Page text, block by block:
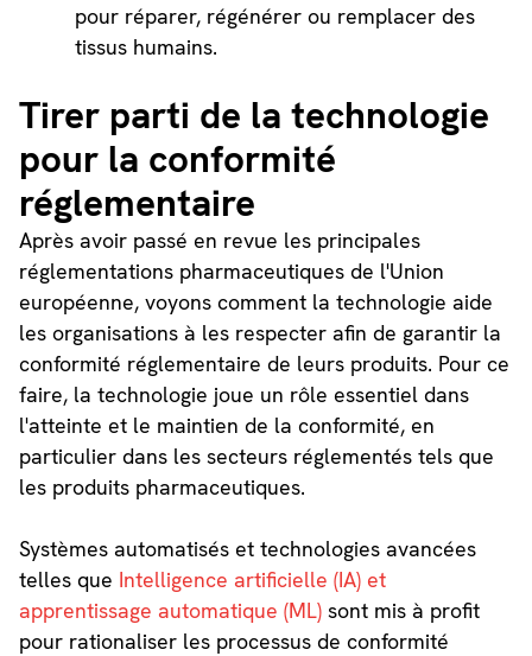
pour réparer, régénérer ou remplacer des
tissus humains.
Tirer parti de la technologie
pour la conformité
réglementaire
Après avoir passé en revue les principales
réglementations pharmaceutiques de l'Union
européenne, voyons comment la technologie aide
les organisations à les respecter afin de garantir la
conformité réglementaire de leurs produits. Pour ce
faire, la technologie joue un rôle essentiel dans
l'atteinte et le maintien de la conformité, en
particulier dans les secteurs réglementés tels que
les produits pharmaceutiques.
Systèmes automatisés et technologies avancées
telles que Intelligence artificielle (IA) et
apprentissage automatique (ML)sont mis à profit
pour rationaliser les processus de conformité